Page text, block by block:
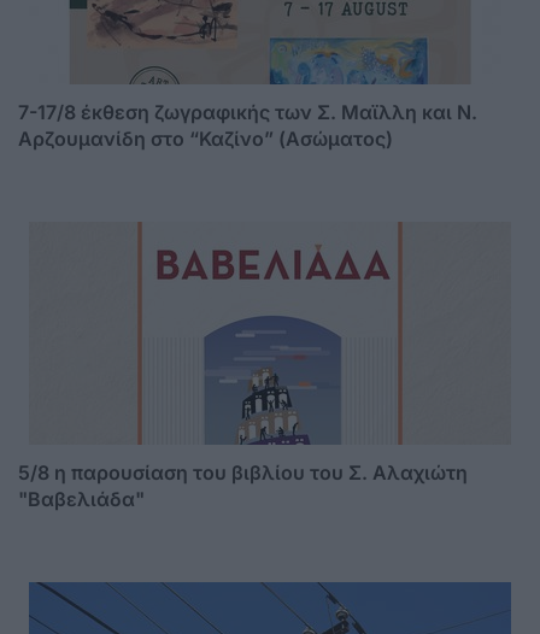
7-17/8 έκθεση ζωγραφικής των Σ. Μαϊλλη και Ν.
Αρζουμανίδη στο “Καζίνο” (Ασώματος)
5/8 η παρουσίαση του βιβλίου του Σ. Αλαχιώτη
"Βαβελιάδα"